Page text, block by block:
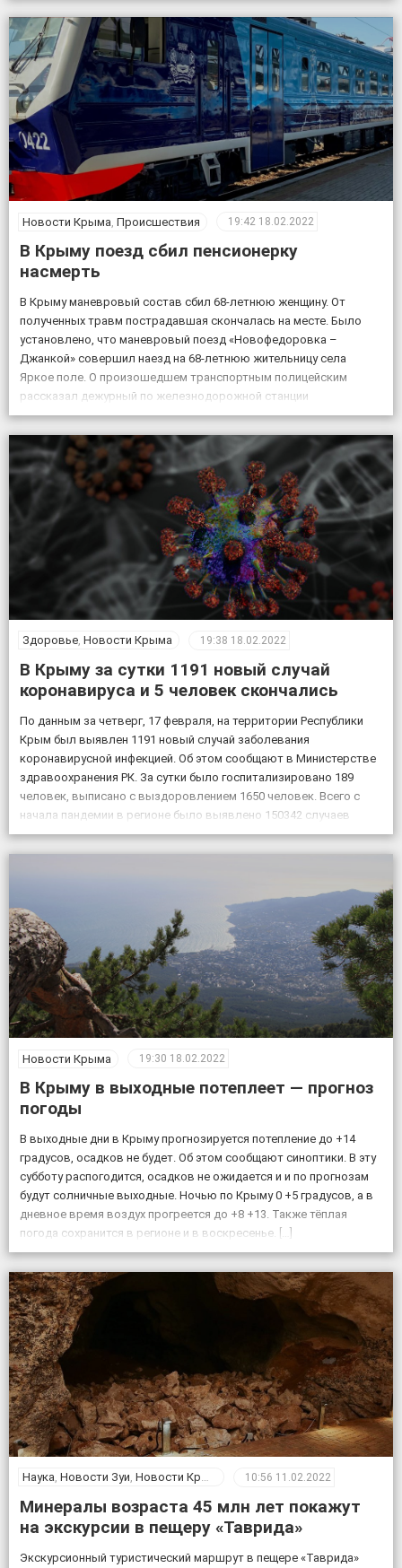
Новости Крыма Происшествия 19:42 18.02.2022
В Крыму поезд сбил пенсионерку
насмерть
В Крыму маневровый состав сбил 68-летнюю женщину. От
полученных травм пострадавшая скончалась на месте. Было
установлено, что маневровый поезд «Новофедоровка –
Джанкой» совершил наезд на 68-летнюю жительницу села
Яркое поле. О произошедшем транспортным полицейским
рассказал дежурный по железнодорожной станции
«Кировская». «Женщина переходила через железнодорожные
пути в установленном для этого месте, но на сигналы,
подаваемые машинистом, […]
Здоровье, Новости Крыма 19:38 18.02.2022
В Крыму за сутки 1191 новый случай
коронавируса и 5 человек скончались
По данным за четверг, 17 февраля, на территории Республики
Крым был выявлен 1191 новый случай заболевания
коронавирусной инфекцией. Об этом сообщают в Министерстве
здравоохранения РК. За сутки было госпитализировано 189
человек, выписано с выздоровлением 1650 человек. Всего с
начала пандемии в регионе было выявлено 150342 случаев
заболевания коронавирусом, скончалось 4830 пациентов с
подтвержденным коронавирусом, в […]
Новости Крыма 19:30 18.02.2022
В Крыму в выходные потеплеет — прогноз
погоды
В выходные дни в Крыму прогнозируется потепление до +14
градусов, осадков не будет. Об этом сообщают синоптики. В эту
субботу распогодится, осадков не ожидается и и по прогнозам
будут солничные выходные. Ночью по Крыму 0 +5 градусов, а в
дневное время воздух прогреется до +8 +13. Также тёплая
погода сохранится в регионе и в воскресенье. […]
Наука, Новости Зуи, Новости Крыма 10:56 11.02.2022
Минералы возраста 45 млн лет покажут
на экскурсии в пещеру «Таврида»
Экскурсионный туристический маршрут в пещере «Таврида»